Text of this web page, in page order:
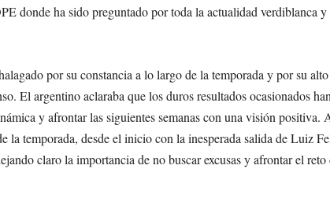
donde ha sido preguntado por toda la actualidad verdiblanca
por su constancia a lo largo de la temporada y por su
El argentino aclaraba que los duros resultados ocasionados
y afrontar las siguientes semanas con una visión positiva.
la temporada, desde el inicio con la inesperada salida de Luiz
claro la importancia de no buscar excusas y afrontar el reto